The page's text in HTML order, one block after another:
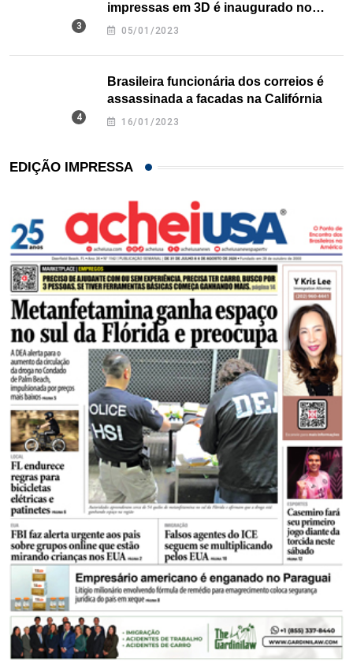
impressas em 3D é inaugurado no
Texas
05/01/2023
Brasileira funcionária dos correios é
assassinada a facadas na Califórnia
16/01/2023
EDIÇÃO IMPRESSA